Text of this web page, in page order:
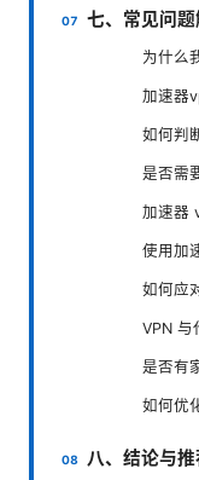
七、常见问题
为什么
加速器
如何判
是否需
加速器
使用加
如何应
VPN 与
是否有
如何优
八、结论与推